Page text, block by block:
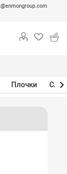
Плочки